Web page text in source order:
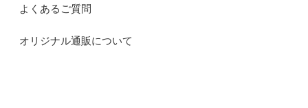
よくあるご質問
オリジナル通販について